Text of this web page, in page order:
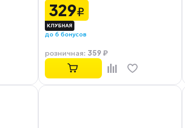
329₽
до 6 бонусов
розничная: 359 ₽